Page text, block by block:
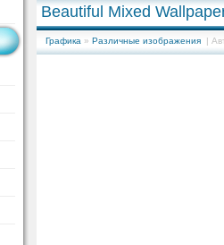
Beautiful Mixed
Графика » Различные изображения |